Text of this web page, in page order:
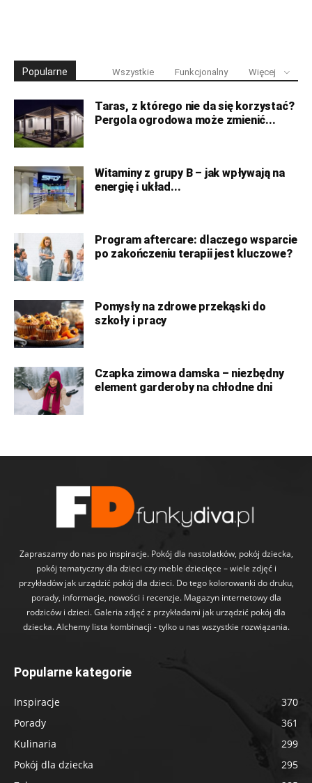
Popularne Wszystkie Funkcjonalny Więcej
Taras, z którego nie da się korzystać?
Pergola ogrodowa może zmienić...
Witaminy z grupy B – jak wpływają na
energię i układ...
Program aftercare: dlaczego wsparcie
po zakończeniu terapii jest kluczowe?
Pomysły na zdrowe przekąski do
szkoły i pracy
Czapka zimowa damska – niezbędny
element garderoby na chłodne dni
Zapraszamy do nas po inspiracje. Pokój dla nastolatków, pokój dziecka,
pokój tematyczny dla dzieci czy meble dziecięce – wiele zdjęć i
przykładów jak urządzić pokój dla dzieci. Do tego kolorowanki do druku,
porady, informacje, nowości i recenzje. Magazyn internetowy dla
rodziców i dzieci. Galeria zdjęć z przykładami jak urządzić pokój dla
dziecka. Alchemy lista kombinacji - tylko u nas wszystkie rozwiązania.
Popularne kategorie
Inspiracje
370
Porady
361
Kulinaria
299
Pokój dla dziecka
295